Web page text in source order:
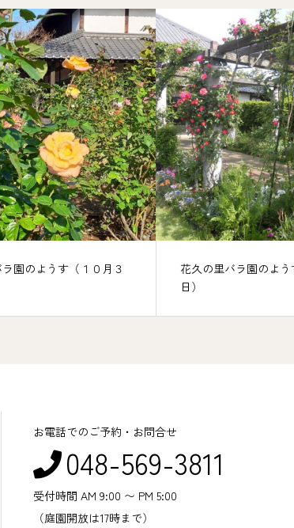
花久の里バラ園のようす（５月３
花久の里バ
お電話でのご予約・お問合せ
048-569-3811
受付時間 AM 9:00 〜 PM 5:00
（庭園開放は17時まで）